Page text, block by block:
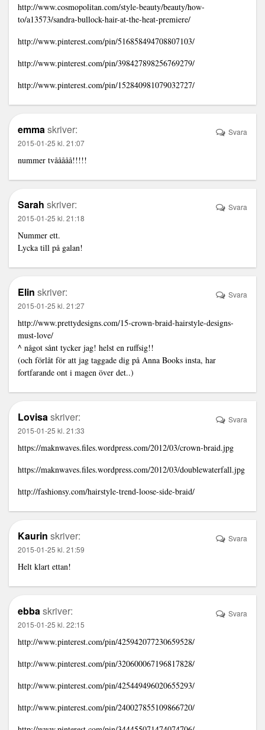
http://www.cosmopolitan.com/style-beauty/beauty/how-
to/a13573/sandra-bullock-hair-at-the-heat-premiere/
http://www.pinterest.com/pin/516858494708807103/
http://www.pinterest.com/pin/398427898256769279/
http://www.pinterest.com/pin/152840981079032727/
emmaskriver:
2015-01-25 kl. 21:07
nummer tvååååå!!!!!
Svara
Sarah skriver:
2015-01-25 kl. 21:18
Nummer ett.
Lycka till på galan!
Svara
Elin skriver:
2015-01-25 kl. 21:27
http://www.prettydesigns.com/15-crown-braid-hairstyle-designs-
must-love/
^ något sånt tycker jag! helst en ruffsig!!
(och förlåt för att jag taggade dig på Anna Books insta, har
fortfarande ont i magen över det..)
Svara
Lovisaskriver:
2015-01-25 kl. 21:33
https://maknwaves.files.wordpress.com/2012/03/crown-braid.jpg
https://maknwaves.files.wordpress.com/2012/03/doublewaterfall.jpg
http://fashionsy.com/hairstyle-trend-loose-side-braid/
Svara
Kaurin skriver:
2015-01-25 kl. 21:59
Helt klart ettan!
Svara
ebbaskriver:
2015-01-25 kl. 22:15
http://www.pinterest.com/pin/425942077230659528/
http://www.pinterest.com/pin/320600067196817828/
http://www.pinterest.com/pin/425449496020655293/
http://www.pinterest.com/pin/240027855109866720/
Svara